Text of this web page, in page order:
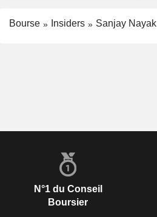
Bourse Insiders Sanjay Nayak
N°1 du Conseil
Boursier